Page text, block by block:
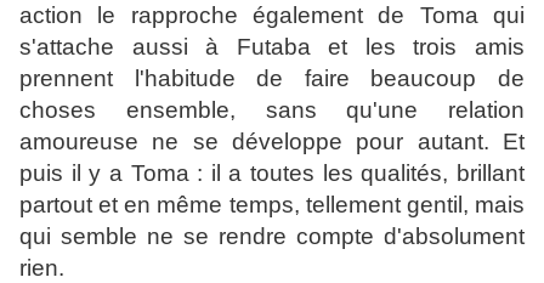
action le rapproche également de Toma qui
s'attache aussi à Futaba et les trois amis
prennent l'habitude de faire beaucoup de
choses ensemble, sans qu'une relation
amoureuse ne se développe pour autant. Et
puis il y a Toma : il a toutes les qualités, brillant
partout et en même temps, tellement gentil, mais
qui semble ne se rendre compte d'absolument
rien.